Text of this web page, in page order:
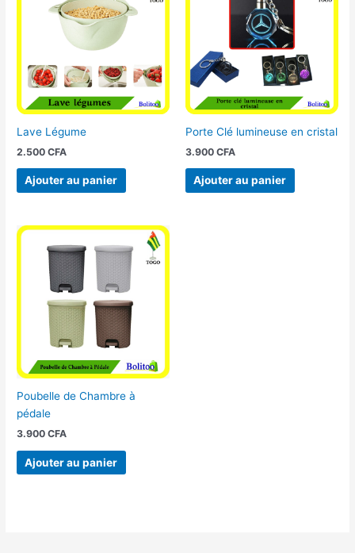
Lave Légume
2.500CFA
Ajouter au panier
Porte Clé lumineuse en cristal
3.900 CFA
Ajouter au panier
Poubelle de Chambre à
pédale
3.900CFA
Ajouter au panier